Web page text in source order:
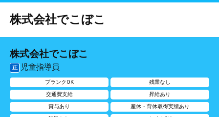
株式会社でこぼこ
株式会社でこぼこ
正 児童指導員
ブランクOK
残業なし
交通費支給
昇給あり
賞与あり
産休・育休取得実績あり